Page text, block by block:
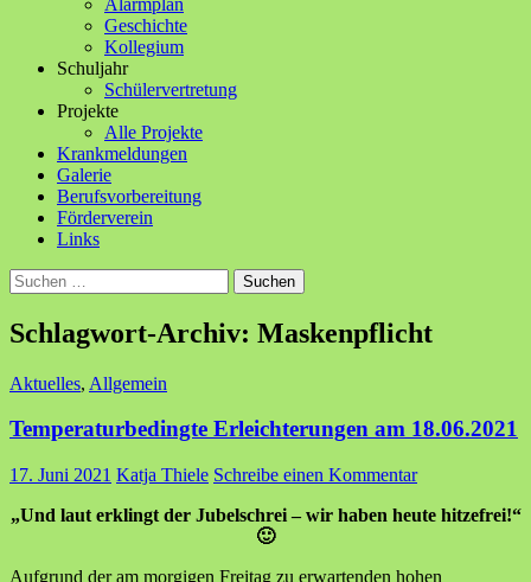
Geschichte
Kollegium
Schuljahr
Schülervertretung
Projekte
Alle Projekte
Krankmeldungen
Galerie
Berufsvorbereitung
Förderverein
Links
Suchen
nach:
Schlagwort-Archiv: Maskenpflicht
Aktuelles, Allgemein
Temperaturbedingte Erleichterungen am 18.06.2021
17. Juni 2021 Katja Thiele Schreibe einen Kommentar
„Und laut erklingt der Jubelschrei – wir haben heute hitzefrei!“
🙂
Aufgrund der am morgigen Freitag zu erwartenden hohen